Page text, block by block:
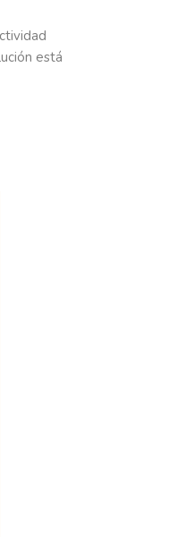
está